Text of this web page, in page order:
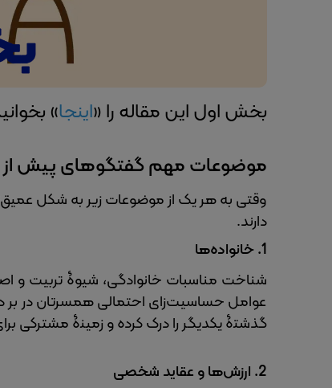
بخش اول این مقاله را «اینجا»
موضوعات مهم گفتگوهای پیش از
وقتی به هر یک از موضوعات زیر به شکل
دارند.
1. خانواده‌ها
شناخت مناسبات خانوادگی، شیوۀ تربیت و
عوامل حساسیت‌زای احتمالی همسرتان در
گذشتۀ یکدیگر را درک کرده و زمینۀ مشترکی
2. ارزش‌ها و عقاید شخصی